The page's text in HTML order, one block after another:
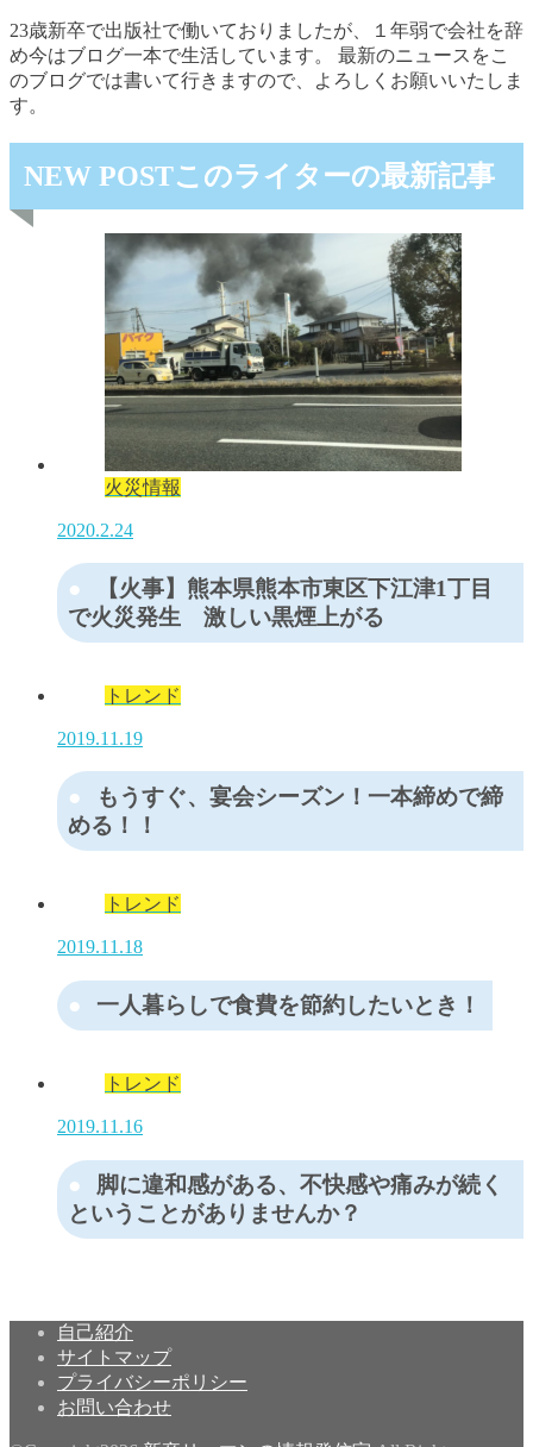
23歳新卒で出版社で働いておりましたが、１年弱で会社を辞
め今はブログ一本で生活しています。 最新のニュースをこ
のブログでは書いて行きますので、よろしくお願いいたしま
す。
NEW POSTこのライターの最新記事
火災情報
2020.2.24
【火事】熊本県熊本市東区下江津1丁目
で火災発生 激しい黒煙上がる
トレンド
2019.11.19
もうすぐ、宴会シーズン！一本締めで締
める！！
トレンド
2019.11.18
一人暮らしで食費を節約したいとき！
トレンド
2019.11.16
脚に違和感がある、不快感や痛みが続く
ということがありませんか？
自己紹介
サイトマップ
プライバシーポリシー
お問い合わせ